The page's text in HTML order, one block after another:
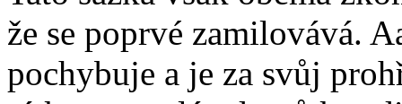
že se poprvé zamilovává.
pochybuje a je za svůj